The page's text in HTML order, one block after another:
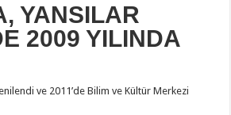
YANSILAR
2009 YILINDA
ve 2011’de Bilim ve Kültür Merkezi